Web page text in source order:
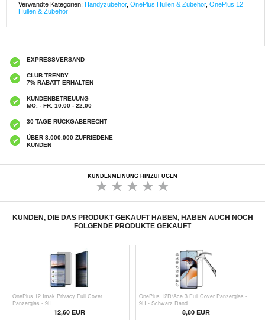
Verwandte Kategorien: Handyzubehör, OnePlus Hüllen & Zubehör, OnePlus 12
Hüllen & Zubehör
EXPRESSVERSAND
CLUB TRENDY
7% RABATT ERHALTEN
KUNDENBETREUUNG
MO. - FR. 10:00 - 22:00
30 TAGE RÜCKGABERECHT
ÜBER 8.000.000 ZUFRIEDENE
KUNDEN
KUNDENMEINUNG HINZUFÜGEN
KUNDEN, DIE DAS PRODUKT GEKAUFT HABEN, HABEN AUCH NOCH
FOLGENDE PRODUKTE GEKAUFT
OnePlus 12 Imak Privacy Full Cover
Panzerglas - 9H
12,60 EUR
OnePlus 12R/Ace 3 Full Cover Panzerglas -
9H - Schwarz Rand
8,80 EUR